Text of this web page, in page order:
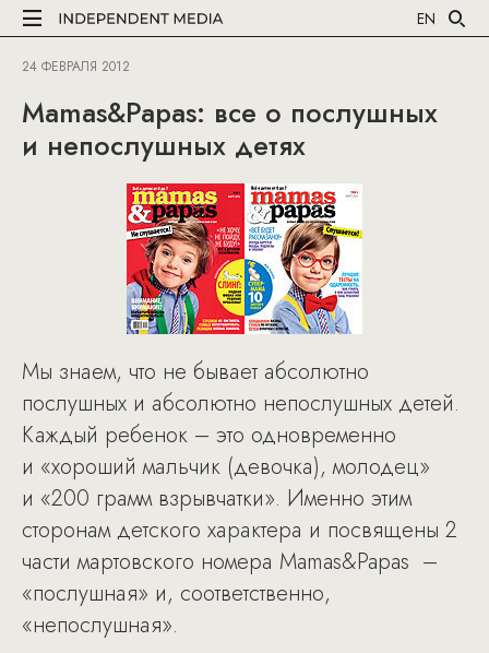
EN
24 ФЕВРАЛЯ 2012
Mamas&Papas: все о послушных
и непослушных детях
Мы знаем, что не бывает абсолютно
послушных и абсолютно непослушных детей.
Каждый ребенок – это одновременно
и «хороший мальчик (девочка), молодец»
и «200 грамм взрывчатки». Именно этим
сторонам детского характера и посвящены 2
части мартовского номера Mamas&Papas –
«послушная» и, соответственно,
«непослушная».